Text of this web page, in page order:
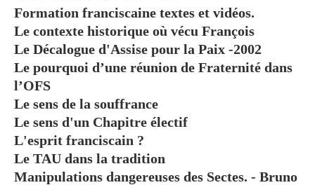
Formation franciscaine textes et vidéos.
Le contexte historique où vécu François
Le Décalogue d'Assise pour la Paix -2002
Le pourquoi d’une réunion de Fraternité dans
l’OFS
Le sens de la souffrance
Le sens d'un Chapitre électif
L'esprit franciscain ?
Le TAU dans la tradition
Manipulations dangereuses des Sectes. - Bruno